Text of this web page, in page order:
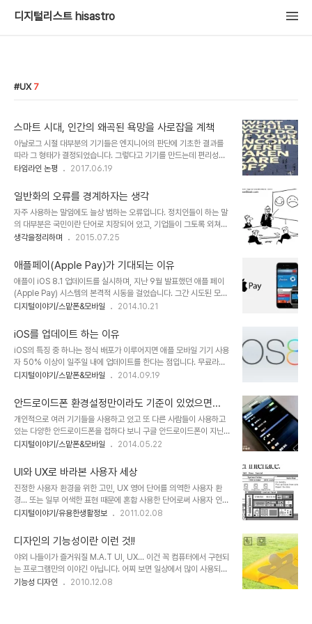
디지털리스트 hisastro
UX 7
스마트 시대, 인간의 왜곡된 욕망을 사로잡을 계책
아날로그 시절 대부분의 기기들은 엔지니어의 판단에 기초한 결과를
따라 그 형태가 결정되었습니다. 그렇다고 기기를 만드는데 편리성을
고려하지 않은 건 아닙니다. 엔지니어들도 나름 만드는 과정에 편리성
핵심은 이를 사용하는 대중들 역시 새로운 기술에 열광할 뿐 왜 그렇게
만들었냐고 묻고 따지는 일은 그다지 많지는 않았다는 사실입니다. 그
렇게 기기를 접하고 사용했던 경험은 현재에 이르렀고, 디지털 시대인
지금은 기술과 디자인의 협업을 통해 사용자 환경이 만들어지고 있습
니다. 당연히 기기 사용에 관한 한 지식과 경험이 풍부한 현대 사용자
같습니다. 아시다시피 이를 영어로는 UI(사..
타임라인 논평 2017.06.19
일반화의 오류를 경계하자는 생각
자주 사용하는 말임에도 늘상 범하는 오류입니다. 정치인들이 하는 말
의 대부분은 국민이란 단어로 치장되어 있고, 기업들이 그토록 외쳐대
는 고객(고갱)님과 인터넷을 사용하는 네티즌이란 말에서 때론 그들과
되새길 때 내뱉게 되는 특정 나라와 그 나라 사람들을 지칭하는 일본
사람들.. 아니 "일본 놈들"이 그러하며, 또 "빨갱이"가 그렇고, "종
교"가 그렇습니다. 뭐~ 예로 들자면 끝이 없을 것 같습니다. 한마디로
일반화의 오류는 선입견 또는 편견의 다른 말이라는 생각입니다. 어찌
생각해 보면 일반화의 오류는 패턴인식을 기본으로 하는 인간의 지적
서도 가장 중요하게 생각하는 것 중 하..
생각을정리하며 2015.07.25
애플페이(Apple Pay)가 기대되는 이유
애플이 iOS 8.1 업데이트를 실시하며, 지난 9월 발표했던 애플 페이
(Apple Pay) 시스템의 본격적 시동을 걸었습니다. 그간 시도된 모바
일 결제시스템 사업은 이렇다 할 성과가 없었던 사업 영역임에도 애플
www.macworld.com 사실 애플 페이의 기술적 사항들을 일반 사
용자들이 세세히 알기에는 역부족일 수 있습니다. -그래도 참고하실
만한 내용이 있어 링크로 첨부합니다. ^^ - 그렇다고 애플이 사용자들
의 기술적 무지를 악용할 것이라고 생각하는 애플 사용자는 별로 없을
듯 합니다. 애플 페이(Apple Pay) 작동원리 그건 애플이 지금까지 기
큼의 사용자 만족..
디지털이야기/스맡폰&모바일 2014.10.21
iOS를 업데이트 하는 이유
iOS의 특징 중 하나는 정식 배포가 이루어지면 애플 모바일 기기 사용
자 50% 이상이 일주일 내에 업데이트를 한다는 점입니다. 무료라서?
일반적으로 업데이트란 표면적으로 성능의 개선을 의미하지만 사용자
다는 건 생각 만큼 간단한 것이 아닙니다. 더구나 새로운 업데이트로
인해 벌어질 수 있는 오류나 버그와 같은 문제로 인한 손실도 가볍게
넘길 사안이 못 됩니다. 특히 악명 높던 모 OS에 대한 기억하는 경우
라면 더더욱... 그럼에도 iOS가 탑재된 애플 모바일 기기 사용자들이
주저하지 않고 업데이트를 진행하는 이유는 무엇일까요? 단순히 무료
없다면 어려운 일입니다. iOS8..
디지털이야기/스맡폰&모바일 2014.09.19
안드로이드폰 환경설정만이라도 기준이 있었으면...
개인적으로 여러 기기들을 사용하고 있고 또 다른 사람들이 사용하고
있는 다양한 안드로이드폰을 접하다 보니 구글 안드로이드폰이 지닌
문제로 부각되는 것이 있습니다. 바로 달라도 너~무 다른 환경과 UI의
차이라서 감안하고 보면 크게 어렵다고 할 수 없을지도 모릅니다. 또
혼자서 안드로이드폰을 사용하는 것이라면 문제될 일이 아닐지 모릅
니다. 하지만 스마트폰이란게 그렇지 않죠. 서로 다른 기종들과 수많은
버전이 혼재한 속에서 사용자들은 정보를 공유하고 갖고 있는 기기에
대한 문제점이나 의문사항들을 묻기도, 그에 대한 답을 하기도 하는게
줄어 들긴 하겠지만... 어찌보면 안드로이..
디지털이야기/스맡폰&모바일 2014.05.22
UI와 UX로 바라본 사용자 세상
진정한 사용자 환경을 위한 고민, UX 영어 단어를 의역한 사용자 환
경... 또는 일부 어색한 표현 때문에 혼합 사용한 단어로써 사용자 인터
페이스... 아니면 발음만 한글로 영문 전체를 표현한 유저 인터페이스
어 UI... 좀더 자세한 의미에 대해서는 다시 언급하겠습니다만, UI는
컴퓨터 사용이 보편화 된 이후 너무도 자연스럽게 사용하게 된 단어이
기에 사실 구체적이지는 않더라도 그 어의 해석은 머리 속에 다들 지니
고 있습니다. ▲ 컴퓨터 사용자 환경(User Interface)의 일대 변혁
을 이끈 애플의 Mac 그런데, 최근 부각되는 단어가 있습니다. 바로
디지털이야기/유용한생활정보 2011.02.08
디자인의 기능성이란 이런 것!!
야외 나들이가 즐거워질 M.A.T UI, UX... 이건 꼭 컴퓨터에서 구현되
는 프로그램만의 이야긴 아닙니다. 어찌 보면 일상에서 많이 사용되는
제품들을 어떻게 더 사용하기 편리하도록 만들고, 사용하는 사람들로
기능성 디자인 2010.12.08